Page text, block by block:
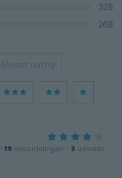
328
268
Meest nuttig
· 19 beoordelingen · 3 uploads